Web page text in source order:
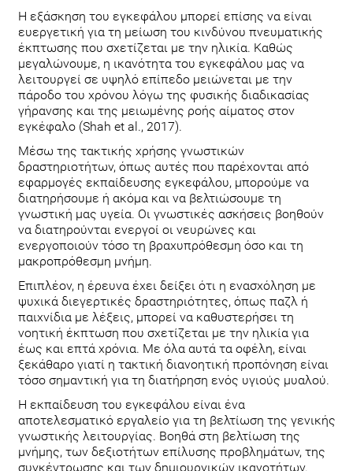
Η εξάσκηση του εγκεφάλου μπορεί επίσης να είναι
ευεργετική για τη μείωση του κινδύνου πνευματικής
έκπτωσης που σχετίζεται με την ηλικία. Καθώς
μεγαλώνουμε, η ικανότητα του εγκεφάλου μας να
λειτουργεί σε υψηλό επίπεδο μειώνεται με την
πάροδο του χρόνου λόγω της φυσικής διαδικασίας
γήρανσης και της μειωμένης ροής αίματος στον
εγκέφαλο (Shah et al., 2017).
Μέσω της τακτικής χρήσης γνωστικών
δραστηριοτήτων, όπως αυτές που παρέχονται από
εφαρμογές εκπαίδευσης εγκεφάλου, μπορούμε να
διατηρήσουμε ή ακόμα και να βελτιώσουμε τη
γνωστική μας υγεία. Οι γνωστικές ασκήσεις βοηθούν
να διατηρούνται ενεργοί οι νευρώνες και
ενεργοποιούν τόσο τη βραχυπρόθεσμη όσο και τη
μακροπρόθεσμη μνήμη.
Επιπλέον, η έρευνα έχει δείξει ότι η ενασχόληση με
ψυχικά διεγερτικές δραστηριότητες, όπως παζλ ή
παιχνίδια με λέξεις, μπορεί να καθυστερήσει τη
νοητική έκπτωση που σχετίζεται με την ηλικία για
έως και επτά χρόνια. Με όλα αυτά τα οφέλη, είναι
ξεκάθαρο γιατί η τακτική διανοητική προπόνηση είναι
τόσο σημαντική για τη διατήρηση ενός υγιούς μυαλού.
Η εκπαίδευση του εγκεφάλου είναι ένα
αποτελεσματικό εργαλείο για τη βελτίωση της γενικής
γνωστικής λειτουργίας. Βοηθά στη βελτίωση της
μνήμης, των δεξιοτήτων επίλυσης προβλημάτων, της
συγκέντρωσης και των δημιουργικών ικανοτήτων.